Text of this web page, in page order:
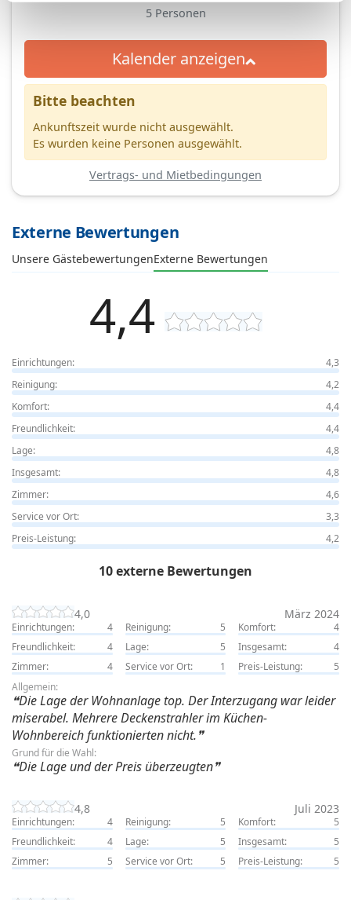
5 Personen
Kalender anzeigen
Bitte beachten
Ankunftszeit wurde nicht ausgewählt.
Es wurden keine Personen ausgewählt.
Vertrags- und Mietbedingungen
Externe Bewertungen
Unsere GästebewertungenExterne Bewertungen
4,4
Einrichtungen:
4,3
Reinigung:
4,2
Komfort:
4,4
Freundlichkeit:
4,4
Lage:
4,8
Insgesamt:
4,8
Zimmer:
4,6
Service vor Ort:
3,3
Preis-Leistung:
4,2
10 externe Bewertungen
4,0 März 2024
Einrichtungen: 4 Reinigung: 5 Komfort:
4
Freundlichkeit:
4 Lage: 5 Insgesamt:
4
Zimmer:
4 Service vor Ort: 1 Preis-Leistung:
5
Allgemein:
Die Lage der Wohnanlage top. Der Interzugang war leider
miserabel. Mehrere Deckenstrahler im Küchen-
Wohnbereich funktionierten nicht.
Grund für die Wahl:
Die Lage und der Preis überzeugten
4,8 Juli 2023
Einrichtungen: 4 Reinigung: 5 Komfort:
5
Freundlichkeit:
4 Lage: 5 Insgesamt:
5
Zimmer:
5 Service vor Ort: 5 Preis-Leistung: 5